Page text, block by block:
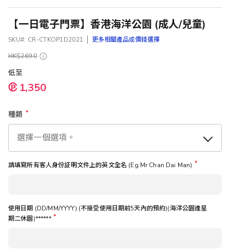
【一日電子門票】香港海洋公園 (成人/兒童)
SKU CR-CTKOP1D2021
更多相關產品或價錢選擇
HK$269.0
低至
1,350
種類
請填寫所有客人身份証明文件上的英文全名 (Eg Mr Chan Dai Man)
使用日期 (DD/MM/YYYY) (不接受使用日期前5天內的預約)(海洋公園逢星
期二休園)******